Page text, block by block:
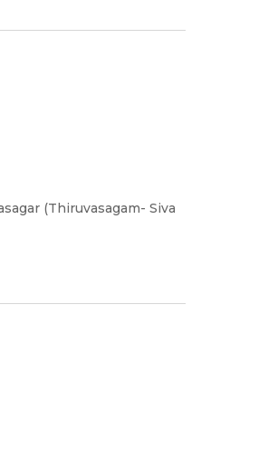
(Thiruvasagam- Siva